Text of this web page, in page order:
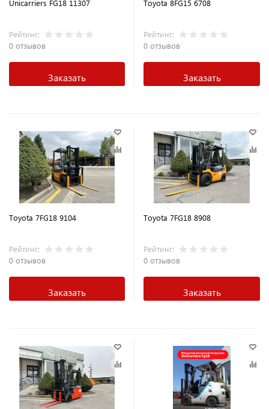
Unicarriers FG18 11307
Рейтинг:
0 отзывов
Заказать
Toyota 8FG15 6708
Рейтинг:
0 отзывов
Заказать
Toyota 7FG18 9104
Рейтинг:
0 отзывов
Заказать
Toyota 7FG18 8908
Рейтинг:
0 отзывов
Заказать